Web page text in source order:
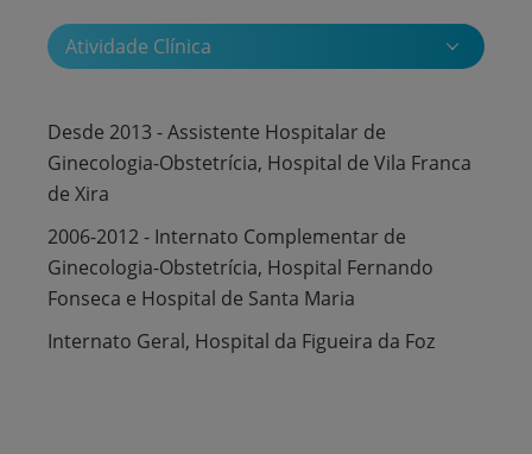
Atividade Clínica
Desde 2013 - Assistente Hospitalar de
Ginecologia-Obstetrícia, Hospital de Vila Franca
de Xira
2006-2012 - Internato Complementar de
Ginecologia-Obstetrícia, Hospital Fernando
Fonseca e Hospital de Santa Maria
Internato Geral, Hospital da Figueira da Foz